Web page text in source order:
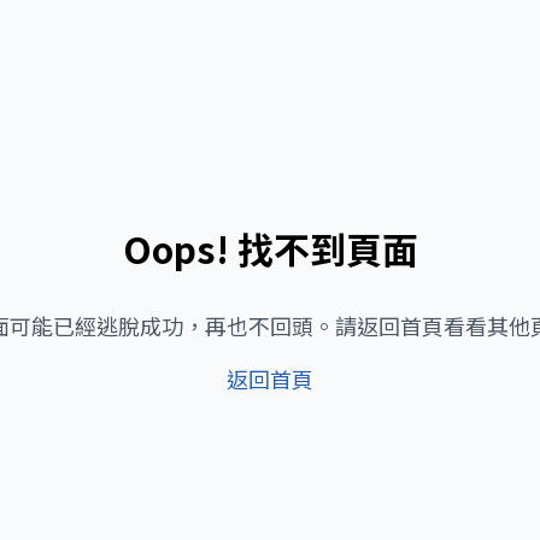
Oops! 找不到頁面
可能已經逃脫成功，再也不回頭。請返回首頁看看其他
返回首頁